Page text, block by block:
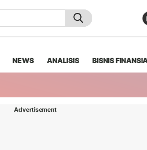
NEWS ANALISIS BISNIS
Advertisement